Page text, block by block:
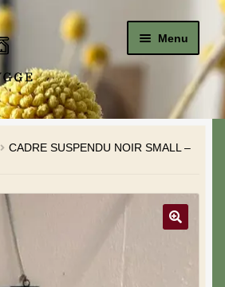
Menu
CADRE SUSPENDU NOIR SMALL –